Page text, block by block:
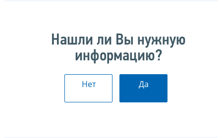
Нашли ли Вы нужную
информацию?
Нет Да